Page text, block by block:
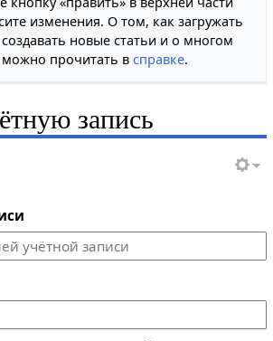
изменения. О том, как загружать
новые статьи и о многом
можно прочитать в справке.
запись